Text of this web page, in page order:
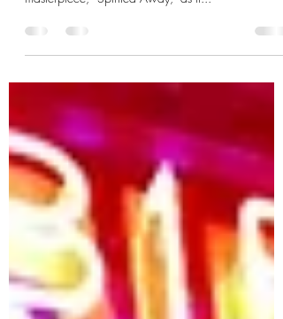
Spirited Away at the London Coliseum Get ready to
dive into the magical world of Hayao Miyazaki‘s